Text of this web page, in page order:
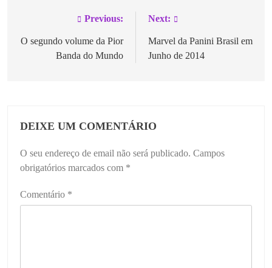
Previous:
O segundo volume da Pior
Banda do Mundo
Next:
Marvel da Panini Brasil em
Junho de 2014
DEIXE UM COMENTÁRIO
O seu endereço de email não será publicado. Campos
obrigatórios marcados com *
Comentário *